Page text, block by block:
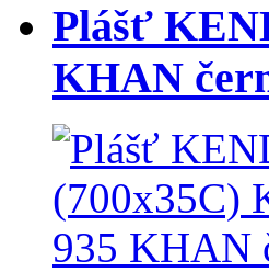
Plášť
KHAN